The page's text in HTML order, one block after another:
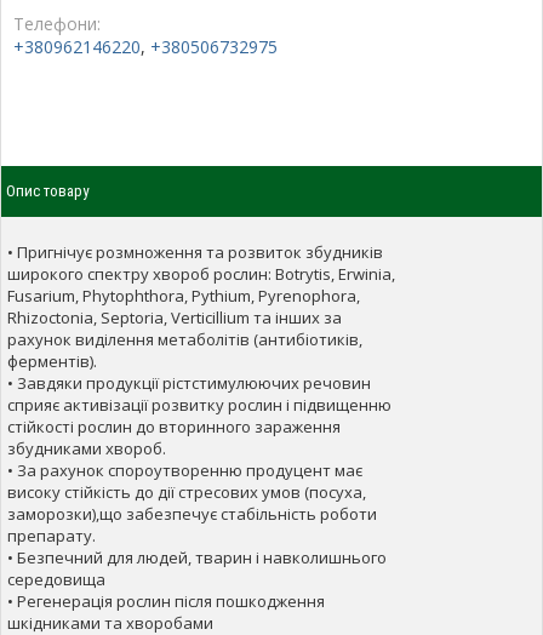
Телефони:
+380962146220, +380506732975
Опис товару
• Пригнічує розмноження та розвиток збудників
широкого спектру хвороб рослин: Botrytis, Erwinia,
Fusarium, Phytophthora, Pythium, Pyrenophora,
Rhizoctonia, Septoria, Verticillium та інших за
рахунок виділення метаболітів (антибіотиків,
ферментів).
• Завдяки продукції рістстимулюючих речовин
сприяє активізації розвитку рослин і підвищенню
стійкості рослин до вторинного зараження
збудниками хвороб.
• За рахунок спороутворенню продуцент має
високу стійкість до дії стресових умов (посуха,
заморозки),що забезпечує стабільність роботи
препарату.
• Безпечний для людей, тварин і навколишнього
середовища
• Регенерація рослин після пошкодження
шкідниками та хворобами